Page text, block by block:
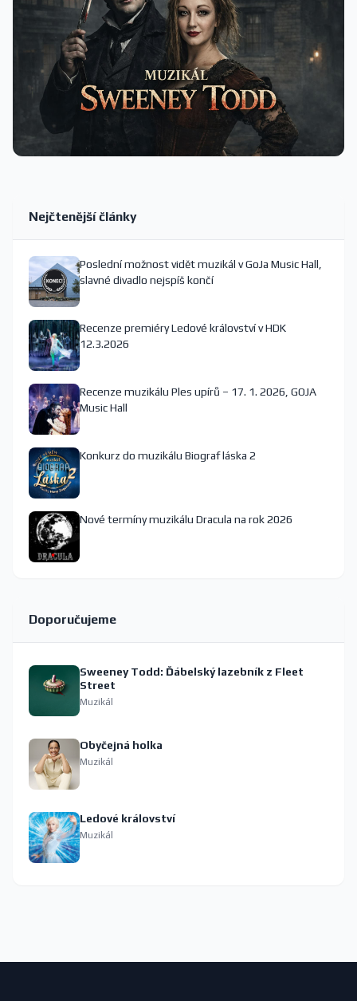
Nejčtenější články
Poslední možnost vidět muzikál v GoJa Music Hall,
slavné divadlo nejspíš končí
Recenze premiéry Ledové království v HDK
12.3.2026
Recenze muzikálu Ples upírů – 17. 1. 2026, GOJA
Music Hall
Konkurz do muzikálu Biograf láska 2
Nové termíny muzikálu Dracula na rok 2026
Doporučujeme
Sweeney Todd: Ďábelský lazebník z Fleet
Street
Muzikál
Obyčejná holka
Muzikál
Ledové království
Muzikál